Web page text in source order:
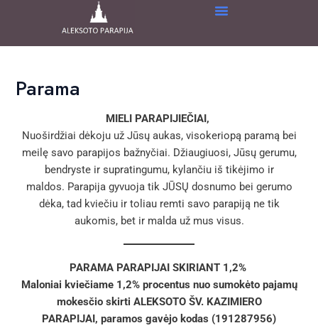
Parama
MIELI PARAPIJIEČIAI,
Nuoširdžiai dėkoju už Jūsų aukas, visokeriopą paramą bei
meilę savo parapijos bažnyčiai. Džiaugiuosi, Jūsų gerumu,
bendryste ir supratingumu, kylančiu iš tikėjimo ir
maldos. Parapija gyvuoja tik JŪSŲ dosnumo bei gerumo
dėka, tad kviečiu ir toliau remti savo parapiją ne tik
aukomis, bet ir malda už mus visus.
PARAMA PARAPIJAI SKIRIANT 1,2%
Maloniai kviečiame 1,2% procentus nuo sumokėto pajamų
mokesčio skirti ALEKSOTO ŠV. KAZIMIERO
PARAPIJAI, paramos gavėjo kodas (191287956)